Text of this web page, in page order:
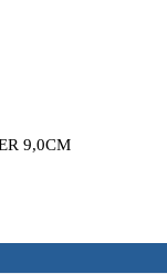
9,0CM